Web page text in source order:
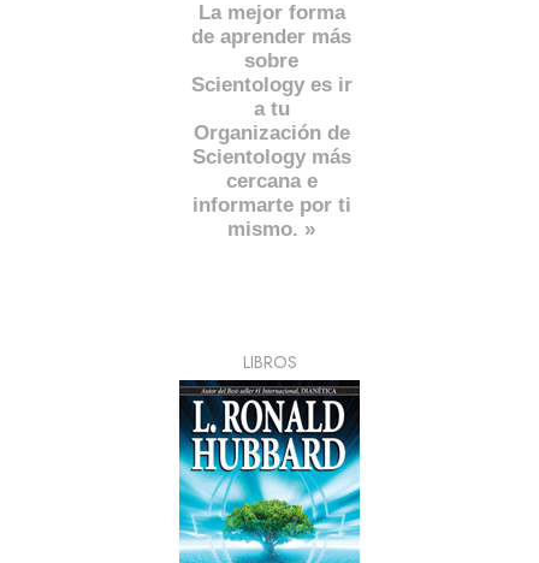
La mejor forma
de aprender más
sobre
Scientology es ir
a tu
Organización de
Scientology más
cercana e
informarte por ti
mismo. »
LIBROS